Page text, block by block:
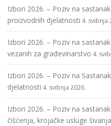
Izbori 2026. – Poziv na
proizvodnih djelatnosti 4. svibnja
Izbori 2026. – Poziv na
vezanih za građevinarstvo 4.
Izbori 2026. – Poziv na
djelatnosti 4. svibnja 2026.
Izbori 2026. – Poziv na
čišćenja, krojačke usluge